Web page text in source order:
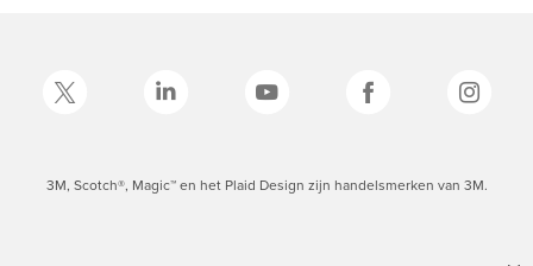
3M, Scotch®, Magic™ en het Plaid Design zijn handelsmerken van 3M.